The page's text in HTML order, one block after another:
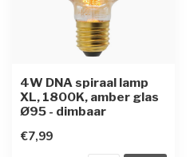
4W DNA spiraal lamp
XL, 1800K, amber glas
Ø95 - dimbaar
€7,99